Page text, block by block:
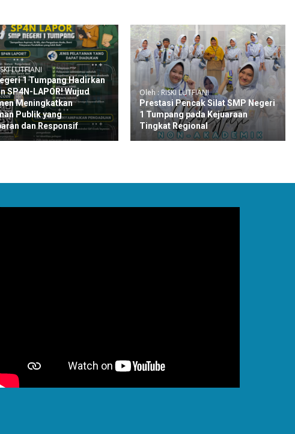
LUTFIANI
1 Tumpang Hadirkan
SP4N-LAPOR! Wujud
Meningkatkan
Publik yang
dan Responsif
Oleh : RISKI LUTFIANI
Prestasi Pencak Silat SMP Negeri
1 Tumpang pada Kejuaraan
Tingkat Regional